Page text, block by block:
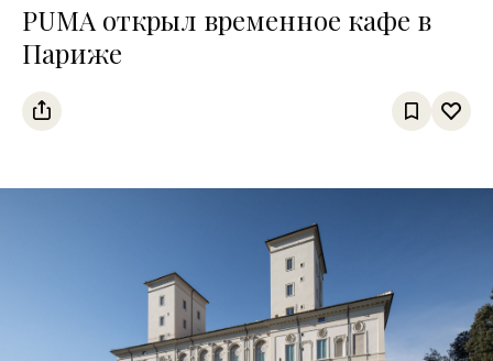
PUMA открыл временное кафе в
Париже